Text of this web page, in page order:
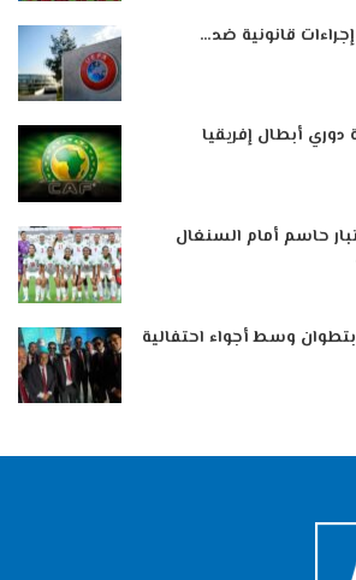
إجراءات قانونية ضد…
أبطال إفريقيا
حاسم أمام السنغال
وسط أجواء احتفالية